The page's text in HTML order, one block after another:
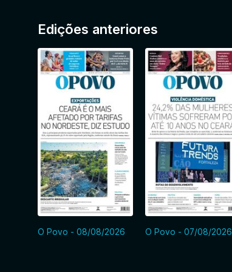
Edições anteriores
O Povo - 08/08/2026 O Povo - 07/08/2026